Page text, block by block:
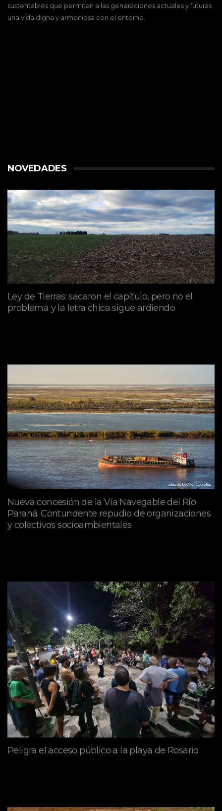
sustentables que permitan a las generaciones actuales y futuras
una vida digna y armoniosa con el entorno.
NOVEDADES
Ley de Tierras: sacaron el capítulo, pero no el
problema y la letra chica sigue ardiendo
Nueva concesión de la Vía Navegable del Río
Paraná: Contundente repudio de organizaciones
y colectivos socioambientales
Peligra el acceso público a la playa de Rosario